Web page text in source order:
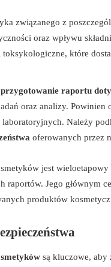
związanego z
oraz wpływu
toksykologiczne, które
przygotowanie raportu
oraz analizy. Powinien
Należy
oferowanych przez
jest
raportów. Jego głównym
produktów
są kluczowe, aby